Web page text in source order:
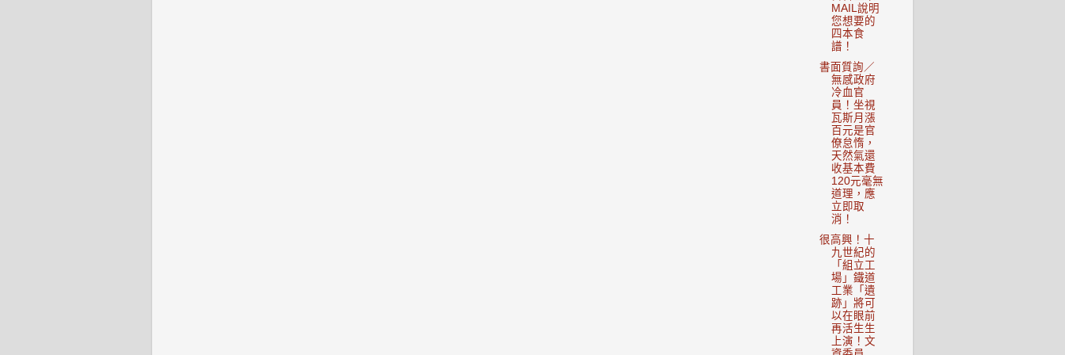
MAIL說明
您想要的
四本食
譜！
書面質詢／
無感政府
冷血官
員！坐視
瓦斯月漲
百元是官
僚怠惰，
天然氣還
收基本費
120元毫無
道理，應
立即取
消！
很高興！十
九世紀的
「組立工
場」鐵道
工業「遺
跡」將可
以在眼前
再活生生
上演！文